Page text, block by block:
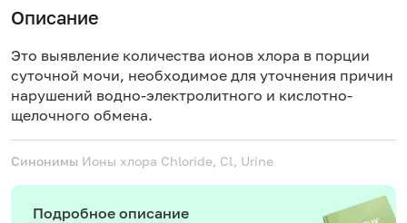
Описание
Это выявление количества ионов хлора в порции
суточной мочи, необходимое для уточнения причин
нарушений водно-электролитного и кислотно-
щелочного обмена.
Синонимы Ионы хлора Chloride, Cl, Urine
Подробное описание